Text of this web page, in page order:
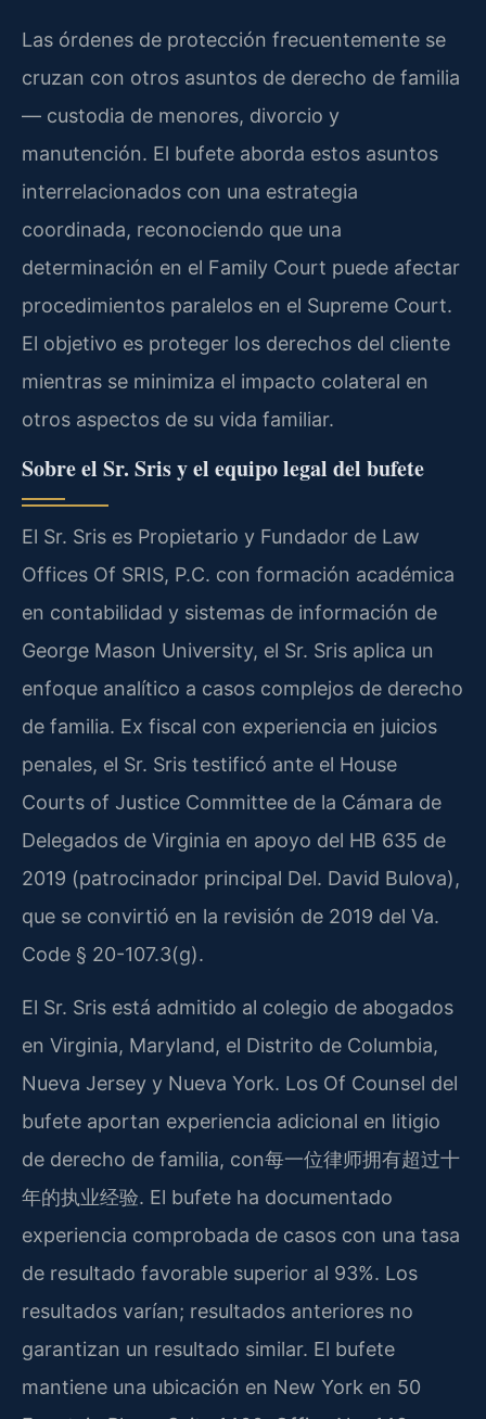
Las órdenes de protección frecuentemente se
cruzan con otros asuntos de derecho de familia
— custodia de menores, divorcio y
manutención. El bufete aborda estos asuntos
interrelacionados con una estrategia
coordinada, reconociendo que una
determinación en el Family Court puede afectar
procedimientos paralelos en el Supreme Court.
El objetivo es proteger los derechos del cliente
mientras se minimiza el impacto colateral en
otros aspectos de su vida familiar.
Sobre el Sr. Sris y el equipo legal del bufete
El Sr. Sris es Propietario y Fundador de Law
Offices Of SRIS, P.C. con formación académica
en contabilidad y sistemas de información de
George Mason University, el Sr. Sris aplica un
enfoque analítico a casos complejos de derecho
de familia. Ex fiscal con experiencia en juicios
penales, el Sr. Sris testificó ante el House
Courts of Justice Committee de la Cámara de
Delegados de Virginia en apoyo del HB 635 de
2019 (patrocinador principal Del. David Bulova),
que se convirtió en la revisión de 2019 del Va.
Code § 20-107.3(g).
El Sr. Sris está admitido al colegio de abogados
en Virginia, Maryland, el Distrito de Columbia,
Nueva Jersey y Nueva York. Los Of Counsel del
bufete aportan experiencia adicional en litigio
de derecho de familia, con每一位律师拥有超过十
年的执业经验. El bufete ha documentado
experiencia comprobada de casos con una tasa
de resultado favorable superior al 93%. Los
resultados varían; resultados anteriores no
garantizan un resultado similar. El bufete
mantiene una ubicación en New York en 50